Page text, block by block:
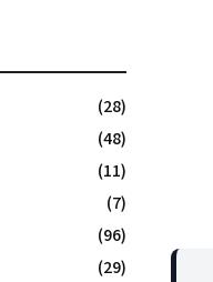
(28)
(48)
(11)
(7)
(96)
(29)